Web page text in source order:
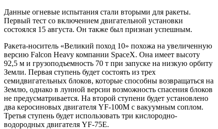
Данные огневые испытания стали вторыми для ракеты.
Первый тест со включением двигательной установки
состоялся 15 августа. Он также был признан успешным.
Ракета-носитель «Великий поход 10» похожа на увеличенную
версию Falcon Heavy компании SpaceX. Она имеет высоту
92,5 м и грузоподъемность 70 т при запуске на низкую орбиту
Земли. Первая ступень будет состоять из трех
семидвигательных блоков, которые способны возвращаться на
Землю, однако в лунной версии возможность спасения блоков
не предусматривается. На второй ступени будет установлено
два керосиновых двигателя YF-100M с вакуумным соплом.
Третья ступень будет использовать три кислородно-
водородных двигателя YF-75E.